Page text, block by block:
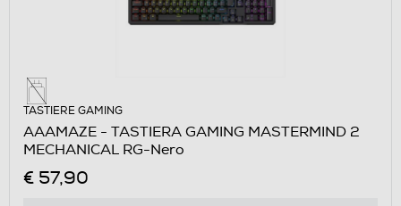
TASTIERE GAMING
AAAMAZE - TASTIERA GAMING MASTERMIND 2
MECHANICAL RG-Nero
€ 57,90